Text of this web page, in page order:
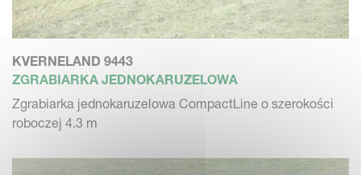
KVERNELAND 9443
ZGRABIARKA JEDNOKARUZELOWA
Zgrabiarka jednokaruzelowa CompactLine o szerokości
roboczej 4.3 m